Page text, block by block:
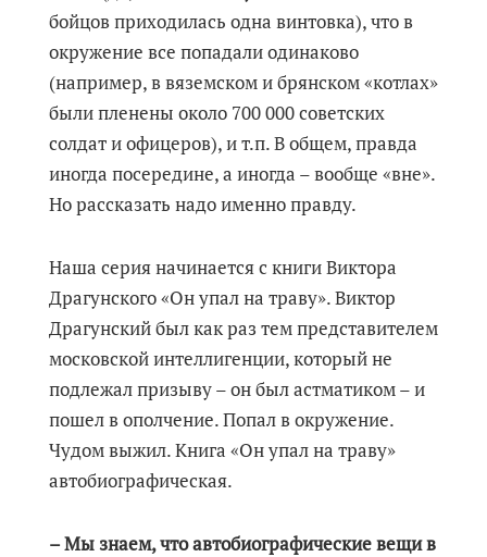
бойцов приходилась одна винтовка), что в
окружение все попадали одинаково
(например, в вяземском и брянском «котлах»
были пленены около 700 000 советских
солдат и офицеров), и т.п. В общем, правда
иногда посередине, а иногда – вообще «вне».
Но рассказать надо именно правду.
Наша серия начинается с книги Виктора
Драгунского «Он упал на траву». Виктор
Драгунский был как раз тем представителем
московской интеллигенции, который не
подлежал призыву – он был астматиком – и
пошел в ополчение. Попал в окружение.
Чудом выжил. Книга «Он упал на траву»
автобиографическая.
– Мы знаем, что автобиографические вещи в